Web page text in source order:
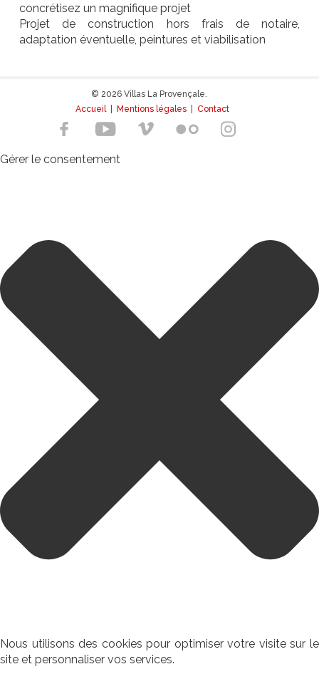
concrétisez un magnifique projet
Projet de construction hors frais de notaire,
adaptation éventuelle, peintures et viabilisation
© 2026 Villas La Provençale.
Accueil| Mentions légales Contact
Gérer le consentement
Nous utilisons des cookies pour optimiser votre visite sur le
site et personnaliser vos services.